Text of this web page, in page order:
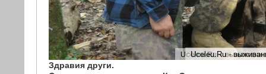
Здравия други.